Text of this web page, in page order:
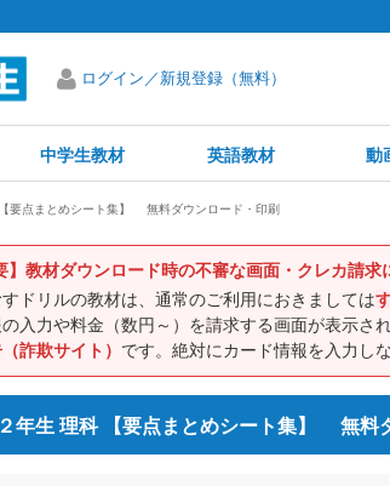
ログイン／新規登録（無料）
中学生教材 英語教材 動
要点まとめシート集】 無料ダウンロード・印刷
】教材ダウンロード時の不審な画面・クレカ請求
ドリルの教材は、通常のご利用におきましては
の入力や料金（数円～）を請求する画面が表示さ
詐欺サイト） です。絶対にカード情報を入力し
年生 理科 【要点まとめシート集】 無料